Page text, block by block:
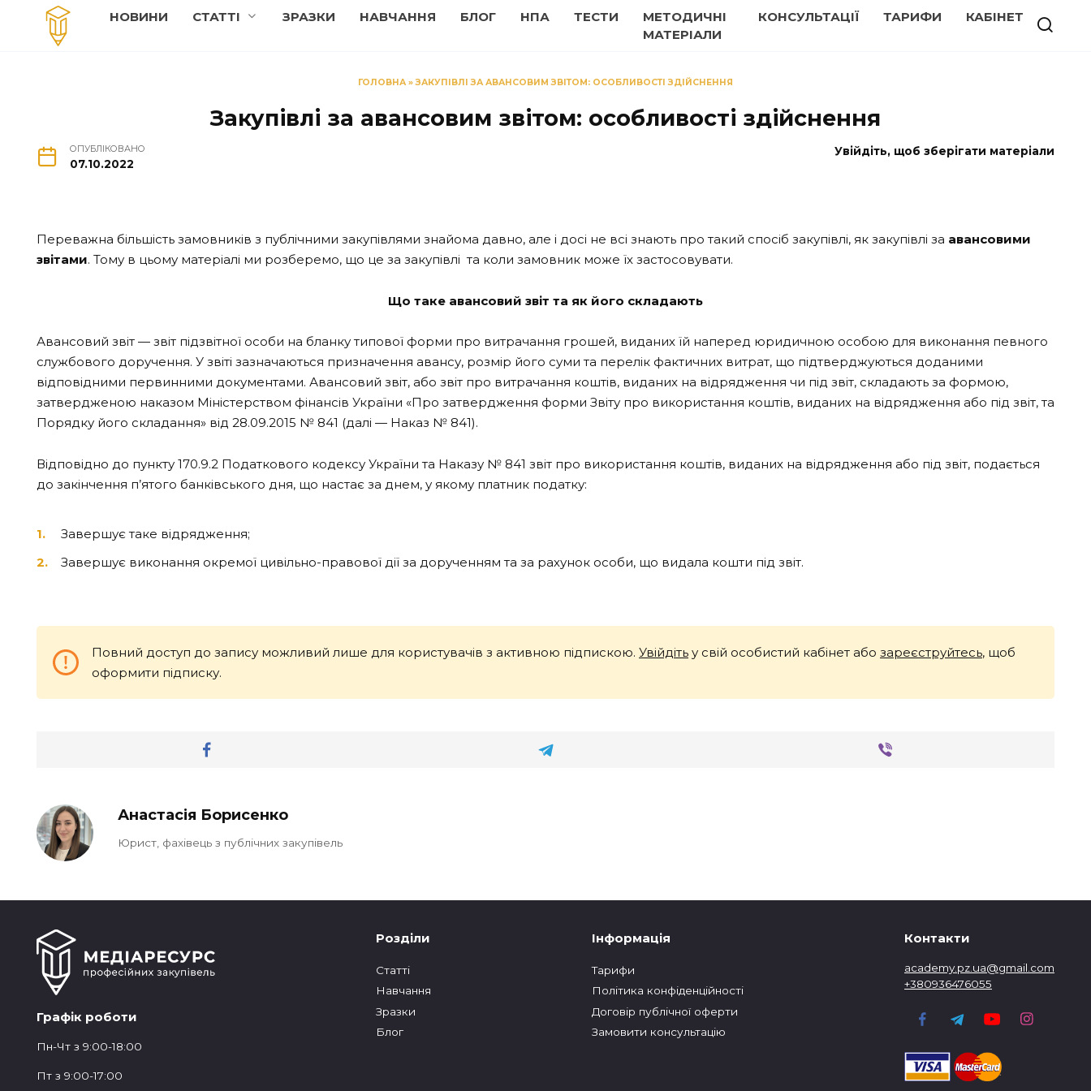
Перейти
НОВИНИ СТАТТI ЗРАЗКИ НАВЧАННЯ БЛОГ НПА ТЕСТИ
МЕТОДИЧНІ
МАТЕРІАЛИ
КОНСУЛЬТАЦІЇ ТАРИФИ КАБІНЕТ
ГОЛОВНА»ЗАКУПІВЛІ ЗА АВАНСОВИМ ЗВІТОМ: ОСОБЛИВОСТІ ЗДІЙСНЕННЯ
Закупівлі за авансовим звітом: особливості здійснення
ОПУБЛІКОВАНО
07.10.2022
Увійдіть, щоб зберігати матеріали
Переважна більшість замовників з публічними закупівлями знайома давно, але і досі не всі знають про такий спосіб закупівлі, як закупівлі за авансовими
звітами. Тому в цьому матеріалі ми розберемо, що це за закупівлі та коли замовник може їх застосовувати.
Що таке авансовий звіт та як його складають
Авансовий звіт — звіт підзвітної особи на бланку типової форми про витрачання грошей, виданих їй наперед юридичною особою для виконання певного
службового доручення. У звіті зазначаються призначення авансу, розмір його суми та перелік фактичних витрат, що підтверджуються доданими
відповідними первинними документами. Авансовий звіт, або звіт про витрачання коштів, виданих на відрядження чи під звіт, складають за формою,
затвердженою наказом Міністерством фінансів України «Про затвердження форми Звіту про використання коштів, виданих на відрядження або під звіт, та
Порядку його складання» від 28.09.2015 № 841 (далі — Наказ № 841).
Відповідно до пункту 170.9.2 Податкового кодексу України та Наказу № 841 звіт про використання коштів, виданих на відрядження або під звіт, подається
до закінчення п’ятого банківського дня, що настає за днем, у якому платник податку:
Завершує таке відрядження;
Завершує виконання окремої цивільно-правової дії за дорученням та за рахунок особи, що видала кошти під звіт.
Повний доступ до запису можливий лише для користувачів з активною підпискою. Увійдіть у свій особистий кабінет або зареєструйтесь, щоб
оформити підписку.
Анастасія Борисенко
Юрист, фахівець з публічних закупівель
Графік роботи
Пн-Чт з 9:00-18:00
Пт з 9:00-17:00
Розділи
Статтi
Навчання
Зразки
Блог
Інформація
Тарифи
Політика конфіденційності
Договір публічної оферти
Замовити консультацію
Контакти
academy.pz.ua@gmail.com
+380936476055